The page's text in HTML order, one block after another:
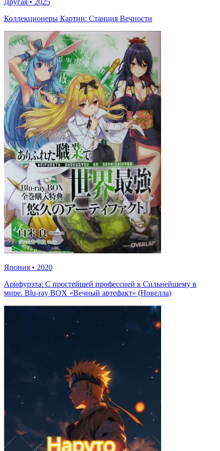
Коллекционеры Картин: Станция Вечности
Япония • 2020
Арифурэта: С простейшей профессией к Сильнейшему в
мире. Blu-ray BOX «Вечный артефакт» (Новелла)